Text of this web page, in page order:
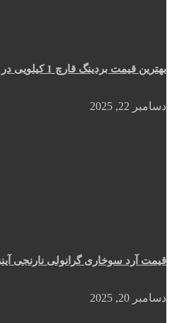
بهترین قیمت بردینگ قارچ 1 کیلویی در آذر ۱۴۰۴
دسامبر 22, 2025
قیمت آرد سوخاری گرانولی نارنجی آینز ۲ کیلویی در آذر
دسامبر 20, 2025